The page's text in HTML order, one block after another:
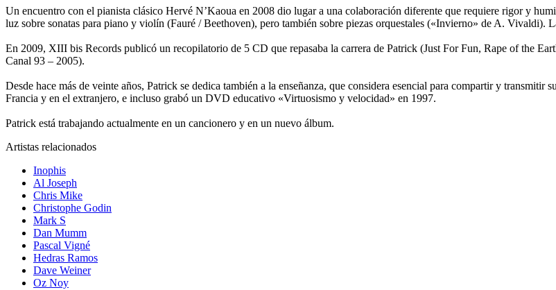
Un encuentro con el pianista clásico Hervé N’Kaoua en 2008 dio lugar a una colaboración diferente que requiere rigor y
luz sobre sonatas para piano y violín (Fauré / Beethoven), pero también sobre piezas orquestales («Invierno» de A. Vivaldi).
En 2009, XIII bis Records publicó un recopilatorio de 5 CD que repasaba la carrera de Patrick (Just For Fun, Rape of the
Canal 93 – 2005).
Desde hace más de veinte años, Patrick se dedica también a la enseñanza, que considera esencial para compartir y transmitir
Francia y en el extranjero, e incluso grabó un DVD educativo «Virtuosismo y velocidad» en 1997.
Patrick está trabajando actualmente en un cancionero y en un nuevo álbum.
Artistas relacionados
Inophis
Al Joseph
Chris Mike
Christophe Godin
Mark S
Dan Mumm
Pascal Vigné
Hedras Ramos
Dave Weiner
Oz Noy